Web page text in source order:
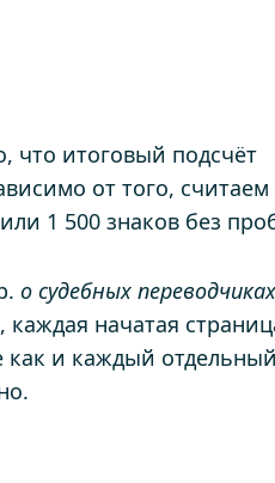
что итоговый подсчёт
от того,
1 500 знаков без
о судебных
, каждая начатая
как и каждый отдельный